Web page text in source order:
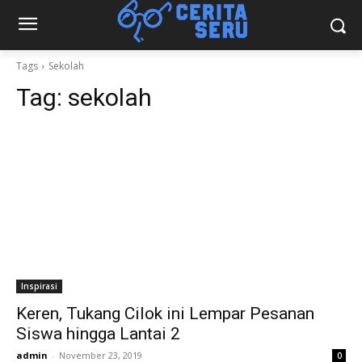
Tags Sekolah
Tag: sekolah
Inspirasi
Keren, Tukang Cilok ini Lempar Pesanan
Siswa hingga Lantai 2
admin - November 23, 2019 0